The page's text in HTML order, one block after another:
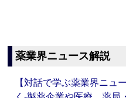
薬業界ニュース解説
【対話で学ぶ薬業界ニュ